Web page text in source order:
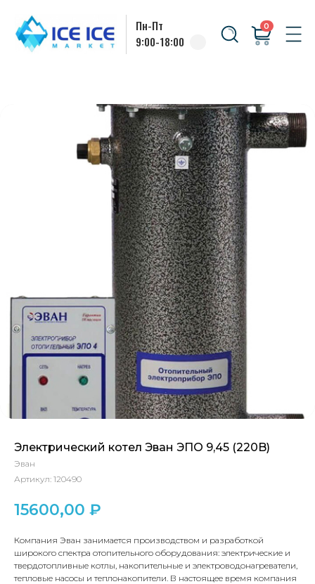
9:00-18:00
Электрический котел Эван ЭПО 9,45 (220B)
Эван
Артикул: 120490
15600,00 ₽
Компания Эван занимается производством и разработкой
широкого спектра отопительного оборудования: электрические и
твердотопливные котлы, накопительные и электроводонагреватели,
тепловые насосы и теплонакопители. В настоящее время компания